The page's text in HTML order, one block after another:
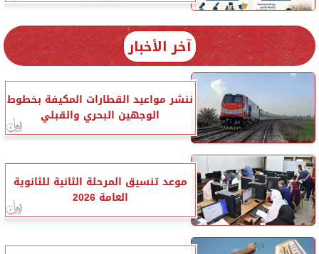
آخر الأخبار
ننشر مواعيد القطارات المكيفة بخطوط
الوجهين البحري والقبلي
موعد تنسيق المرحلة الثانية للثانوية
العامة 2026